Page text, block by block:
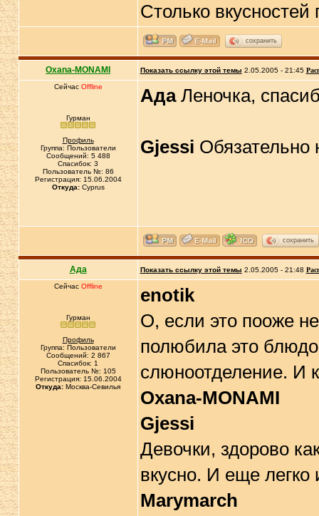
Столько вкусностей
сохранить
Oxana-MONAMI Показать ссылку этой темы 2.05.2005 - 21:45
Сейчас Offline
Гурман
Профиль
Группа: Пользователи
Сообщений: 5 488
Спасибок: 3
Пользователь №: 86
Регистрация: 15.06.2004
Откуда:Cyprus
АдаЛеночка,
Gjessi Обязательно
сохранить
Ада Показать ссылку этой темы 2.05.2005 - 21:48
Сейчас Offline
Гурман
Профиль
Группа: Пользователи
Сообщений: 2 867
Спасибок: 1
Пользователь №: 105
Регистрация: 15.06.2004
Откуда: Москва-Севилья
enotik
О, если это пооже
полюбила это
слюноотделение. И
Oxana-MONAMI
Gjessi
Девочки, здорово
вкусно. И еще легко
Marymarch